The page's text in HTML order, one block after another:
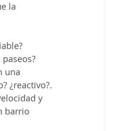
la
una
¿reactivo?.
y
barrio